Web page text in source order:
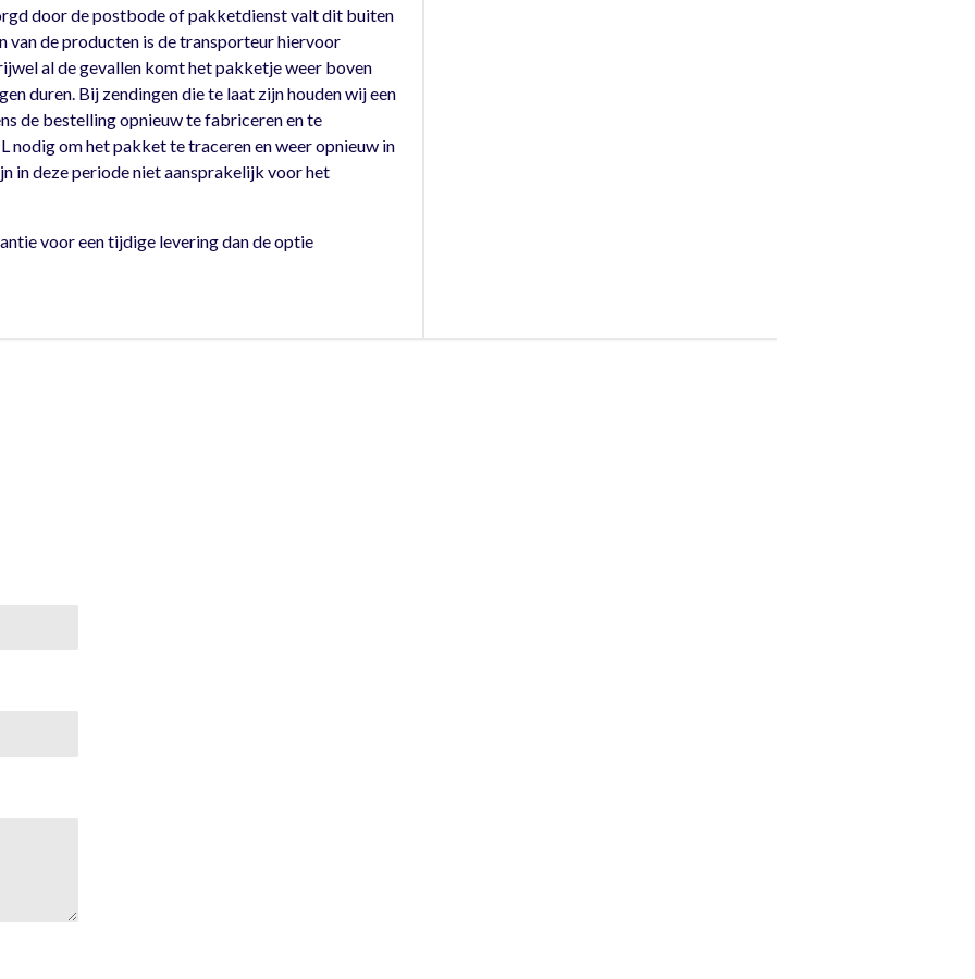
door de postbode of pakketdienst valt dit buiten
van de producten is de transporteur hiervoor
al de gevallen komt het pakketje weer boven
duren. Bij zendingen die te laat zijn houden wij een
de bestelling opnieuw te fabriceren en te
nodig om het pakket te traceren en weer opnieuw in
in deze periode niet aansprakelijk voor het
voor een tijdige levering dan de optie